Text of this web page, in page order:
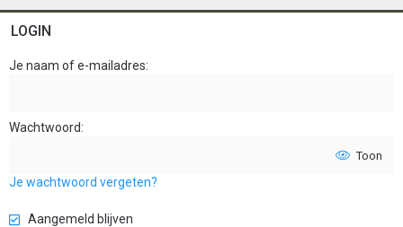
LOGIN
Je naam of e-mailadres
Wachtwoord
Toon
Je wachtwoord vergeten?
Aangemeld blijven